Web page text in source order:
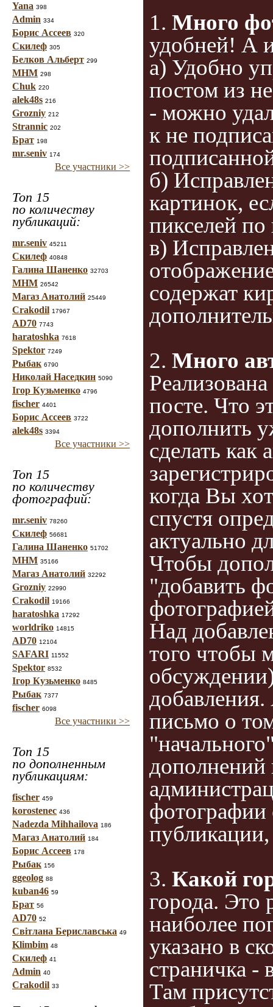
Yana 398
Admin 334
Борис Ассеев 320
Скилеф 305
Белков Альберт 299
МНМ 298
Chuk 220
alek48s 216
Grozniy 212
Strannic 202
Брат 198
mr.seniv 174
Все участники >>
Топ 15
по количеству
публикаций:
mr.seniv 45211
Скилеф 40848
Галина Шаненко 32703
МНМ 26542
Магаз Анатолий 25449
Crakodil 17967
AD70 7743
haratoshka 7618
Spektor 7249
Рыбак 6790
Николай Наседкин 5090
Ігор Кузьменко 4796
fischer 4401
Борис Ассеев 3722
alek48s 3394
Все участники >>
Топ 15
по количеству
фотографий:
mr.seniv 78260
Скилеф 56681
Галина Шаненко 51702
МНМ 35166
Магаз Анатолий 32292
Grozniy 22990
Crakodil 19166
haratoshka 17292
worldriko 14815
AD70 12104
SAFARI 11552
Spektor 8532
Ігор Кузьменко 8485
Рыбак 7377
fischer 6098
Все участники >>
Топ 15
по дополненным
публикациям:
fischer 459
korostenec 436
Nadezda Mihhailova 186
Магаз Анатолий 184
Борис Ассеев 178
Рыбак 156
ggeolog 88
kuban46 59
Брат 56
AD70 52
Світлана Бериславська 49
Klimbim 48
Скилеф 41
Admin 40
Crakodil 33
1. Много
удобней! А
а) Удобно
постом из
- можно
к не
б)
картинок,
пикселей
в)
содержат
2. Много
посте. Что
дополнить
сделать как
когда Вы
спустя
актуально
Чтобы
"добавить
Над
того чтобы
добавления.
письмо о
дополнений
3. Какой
города. Это
наиболее
указано в
страничка -
Там